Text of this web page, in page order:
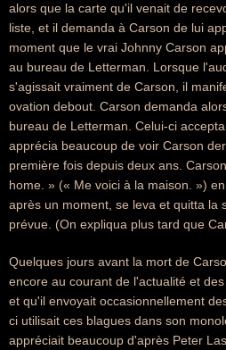
alors que la carte qu'il venait de
liste, et il demanda à Carson de lui
moment que le vrai Johnny Carson
au bureau de Letterman. Lorsque
s'agissait vraiment de Carson, il
ovation debout. Carson demanda
bureau de Letterman. Celui-ci
apprécia beaucoup de voir Carson
première fois depuis deux ans.
home. » (« Me voici à la maison. »)
après un moment, se leva et quitta la
prévue. (On expliqua plus tard que
Quelques jours avant la mort de
encore au courant de l'actualité et
et qu'il envoyait occasionnellement
ci utilisait ces blagues dans son
appréciait beaucoup d'après Peter